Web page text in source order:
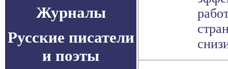
Журналы
Русские писатели
и поэты